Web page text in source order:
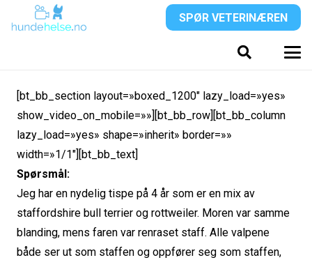
SPØR VETERINÆREN
[bt_bb_section layout=»boxed_1200″ lazy_load=»yes»
show_video_on_mobile=»»][bt_bb_row][bt_bb_column
lazy_load=»yes» shape=»inherit» border=»»
width=»1/1″][bt_bb_text]
Spørsmål:
Jeg har en nydelig tispe på 4 år som er en mix av
staffordshire bull terrier og rottweiler. Moren var samme
blanding, mens faren var renraset staff. Alle valpene
både ser ut som staffen og oppfører seg som staffen,